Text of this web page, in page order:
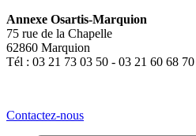
Annexe Osartis-Marquion
75 rue de la Chapelle
62860 Marquion
Tél : 03 21 73 03 50 - 03 21 60 68 70
Contactez-nous